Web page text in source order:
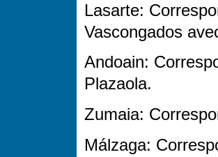
Lasarte:
Vascongados
Andoain:
Plazaola.
Zumaia:
Málzaga: